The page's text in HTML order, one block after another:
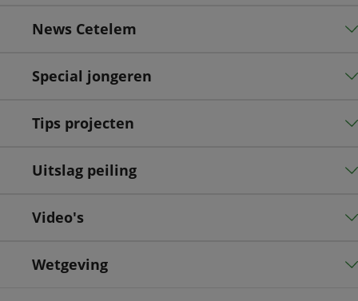
News Cetelem
Special jongeren
Tips projecten
Uitslag peiling
Video's
Wetgeving